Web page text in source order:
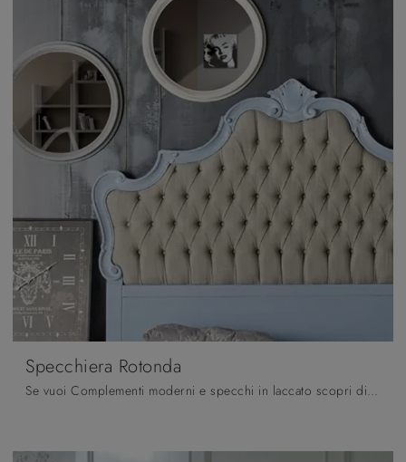
Specchiera Rotonda
Se vuoi Complementi moderni e specchi in laccato scopri di più sul modello Specchiera Rotonda della firma Fratelli Mirandola.